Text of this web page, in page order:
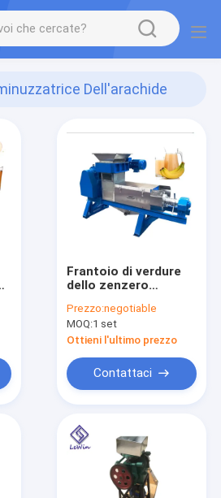
Dell'arachide
Frantoio di verdure
dello zenzero
industriale del succo
3 chilowatt di poteri
1800 * 600 * 700
millimetri
Prezzo:negotiable
MOQ:1 set
Ottieni l'ultimo prezzo
Contattaci